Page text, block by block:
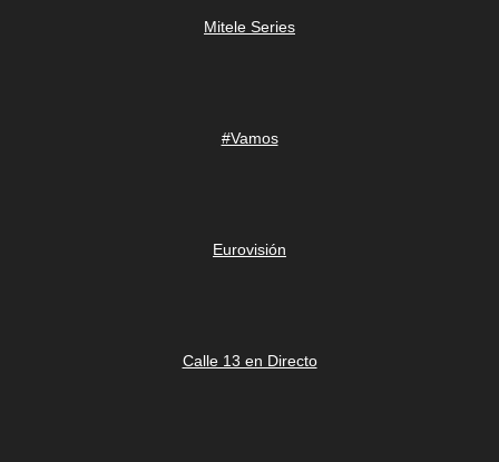
Mitele Series
#Vamos
Eurovisión
Calle 13 en Directo